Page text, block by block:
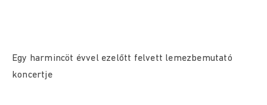
Egy harmincöt évvel ezelőtt felvett lemezbemutató
koncertje